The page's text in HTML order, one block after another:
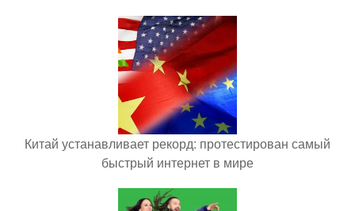
Китай устанавливает рекорд: протестирован самый
быстрый интернет в мире